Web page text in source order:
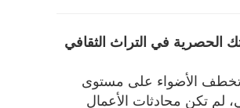
الحصرية في التراث الثقافي
تخطف الأضواء على مستوى
لم تكن محادثات الأعمال